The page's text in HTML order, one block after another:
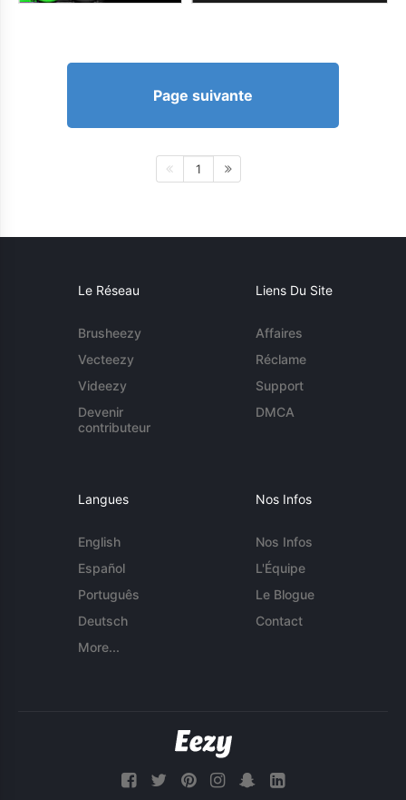
Page suivante
1
Le Réseau
Brusheezy
Vecteezy
Videezy
Devenir
contributeur
Liens Du Site
Affaires
Réclame
Support
DMCA
Langues
English
Español
Português
Deutsch
More...
Nos Infos
Nos Infos
L'Équipe
Le Blogue
Contact